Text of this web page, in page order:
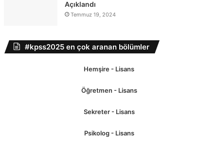
Açıklandı
Temmuz 19, 2024
#kpss2025 en çok aranan bölümler
Hemşire - Lisans
Öğretmen - Lisans
Sekreter - Lisans
Psikolog - Lisans